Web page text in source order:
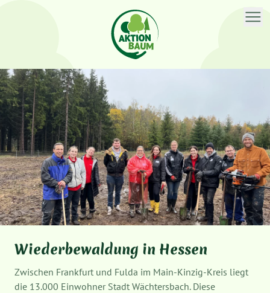
Wiederbewaldung bei Frankfurt
Wiederbewaldung in Hessen
Zwischen Frankfurt und Fulda im Main-Kinzig-Kreis liegt
die 13.000 Einwohner Stadt Wächtersbach. Diese